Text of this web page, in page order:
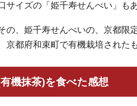
サイズの「姫千寿せんべい」も
の、姫千寿せんべいの、京都限
京都府和束町で有機栽培された
機抹茶)を食べた感想